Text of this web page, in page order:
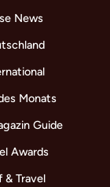
News
Monats
Guide
Awards
& Travel